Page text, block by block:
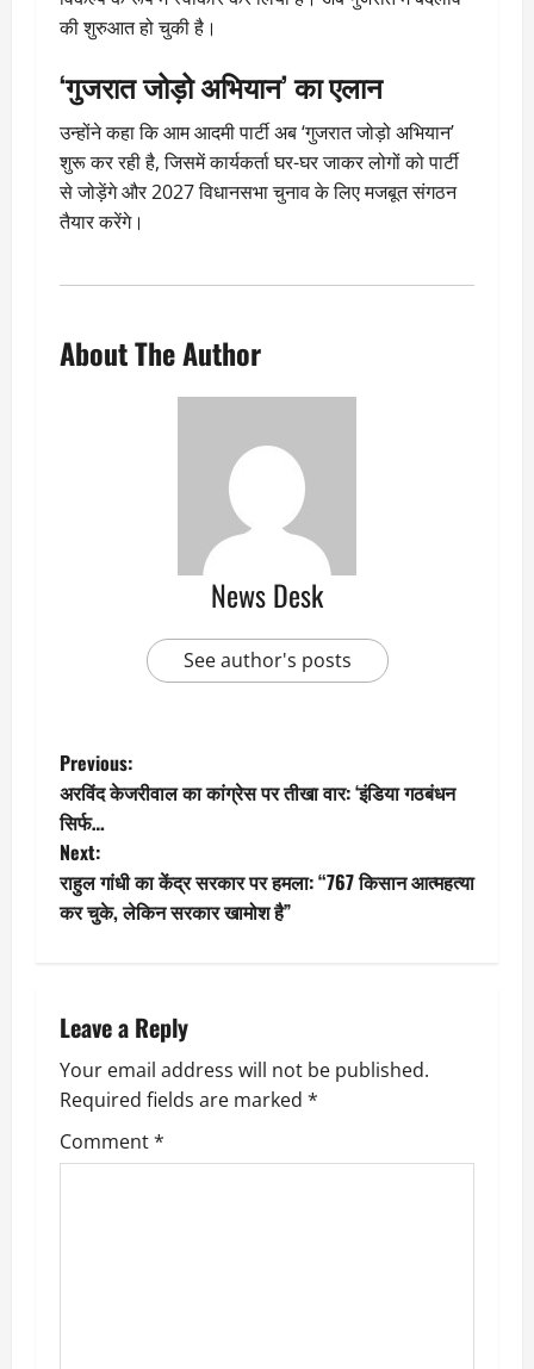
की शुरुआत हो चुकी है।
‘गुजरात जोड़ो अभियान’ का एलान
उन्होंने कहा कि आम आदमी पार्टी अब ‘गुजरात जोड़ो अभियान’
शुरू कर रही है, जिसमें कार्यकर्ता घर-घर जाकर लोगों को पार्टी
से जोड़ेंगे और 2027 विधानसभा चुनाव के लिए मजबूत संगठन
तैयार करेंगे।
About The Author
News Desk
See author's posts
P
o
s
t
a
v
i
g
Previous:
अरविंद केजरीवाल का कांग्रेस पर तीखा वार: ‘इंडिया गठबंधन
सिर्फ…
Next:
राहुल गांधी का केंद्र सरकार पर हमला: “767 किसान आत्महत्या
कर चुके, लेकिन सरकार खामोश है”
Leave a Reply
Your email address will not be published.
Required fields are marked *
Comment*